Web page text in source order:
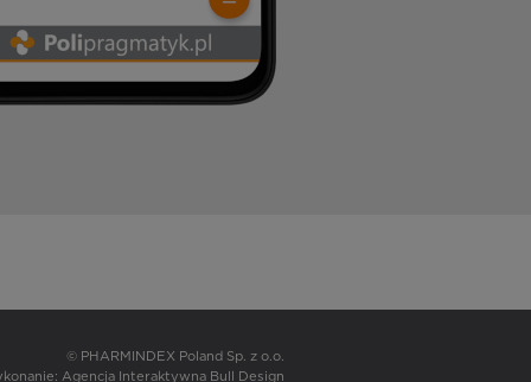
© PHARMINDEX Poland Sp. z o.o.
Agencja Interaktywna Bull Design